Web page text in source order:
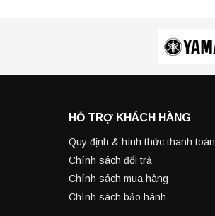
HỖ TRỢ KHÁCH HÀNG
Quy định & hình thức thanh toán
Chính sách đổi trả
Chính sách mua hàng
Chính sách bảo hành